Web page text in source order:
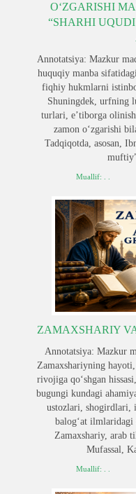
O‘ZGARISHI
“SHARHI
Annotatsiya: Mazkur
huquqiy manba
fiqhiy hukmlarni
Shuningdek, urfning
turlari, e’tiborga
zamon o‘zgarishi
Tadqiqotda, asosan,
Muallif: . .
ZAMAXSHARIY
Annotatsiya: Mazkur
Zamaxshariyning
rivojiga qo‘shgan
bugungi kundagi
ustozlari, shogirdlari,
balog‘at
Zamaxshariy, arab
Mufassal,
Muallif: . .